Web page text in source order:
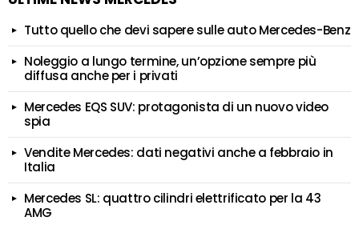
Tutto quello che devi sapere sulle auto Mercedes-Benz
Noleggio a lungo termine, un’opzione sempre più
diffusa anche per i privati
Mercedes EQS SUV: protagonista di un nuovo video
spia
Vendite Mercedes: dati negativi anche a febbraio in
Italia
Mercedes SL: quattro cilindri elettrificato per la 43
AMG